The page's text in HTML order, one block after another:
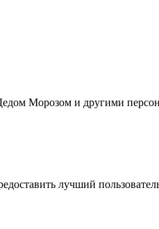
Морозом и другими
лучший